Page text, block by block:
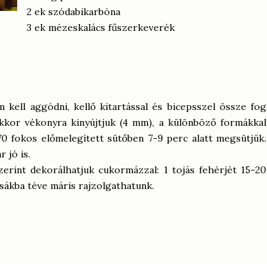
2 ek szódabikarbóna
3 ek mézeskalács fűszerkeverék
kell aggódni, kellő kitartással és bicepsszel össze fog
vékonyra kinyújtjuk (4 mm), a különböző formákkal
fokos előmelegített sütőben 7-9 perc alatt megsütjük.
jó is.
dekorálhatjuk cukormázzal: 1 tojás fehérjét 15-20
téve máris rajzolgathatunk.